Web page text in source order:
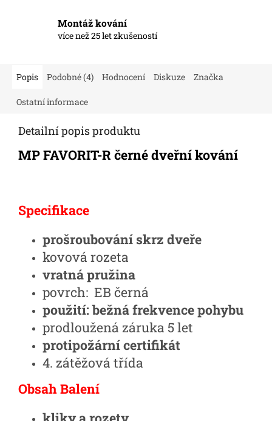
Montáž kování
více než 25 let zkušeností
Popis Podobné (4) Hodnocení Diskuze Značka
Ostatní informace
Detailní popis produktu
MP FAVORIT-R černé dveřní kování
Specifikace
prošroubování skrz dveře
kovová rozeta
vratná pružina
povrch: EB černá
použití: bežná frekvence pohybu
prodloužená záruka 5 let
protipožární certifikát
4. zátěžová třída
Obsah Balení